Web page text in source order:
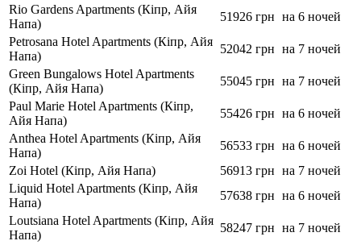
Rio Gardens Apartments (Кіпр, Айя
Напа)
51926 грн на 6 ночей
Petrosana Hotel Apartments (Кіпр, Айя
Напа)
52042 грн на 7 ночей
Green Bungalows Hotel Apartments
(Кіпр, Айя Напа)
55045 грн на 7 ночей
Paul Marie Hotel Apartments (Кіпр,
Айя Напа)
55426 грн на 6 ночей
Anthea Hotel Apartments (Кіпр, Айя
Напа)
56533 грн на 6 ночей
Zoi Hotel (Кіпр, Айя Напа)
56913 грн на 7 ночей
Liquid Hotel Apartments (Кіпр, Айя
Напа)
57638 грн на 6 ночей
Loutsiana Hotel Apartments (Кіпр, Айя
Напа)
58247 грн на 7 ночей